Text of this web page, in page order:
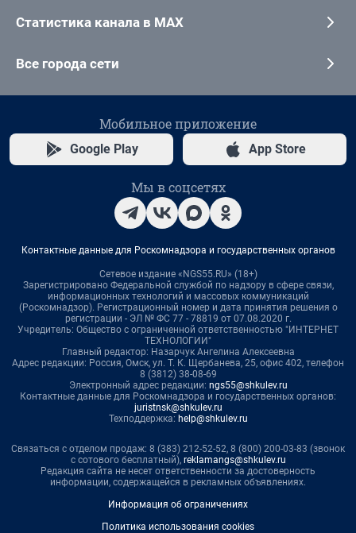
Статистика канала в MAX
Все города сети
Мобильное приложение
Google Play App Store
Мы в соцсетях
Контактные данные для Роскомнадзора и государственных органов
Сетевое издание «NGS55.RU» (18+)
Зарегистрировано Федеральной службой по надзору в сфере связи,
информационных технологий и массовых коммуникаций
(Роскомнадзор). Регистрационный номер и дата принятия решения о
регистрации - ЭЛ № ФС 77 - 78819 от 07.08.2020 г.
Учредитель: Общество с ограниченной ответственностью "ИНТЕРНЕТ
ТЕХНОЛОГИИ"
Главный редактор: Назарчук Ангелина Алексеевна
Адрес редакции: Россия, Омск, ул. Т. К. Щербанева, 25, офис 402, телефон
8 (3812) 38-08-69
Электронный адрес редакции: ngs55@shkulev.ru
Контактные данные для Роскомнадзора и государственных органов:
juristnsk@shkulev.ru
Техподдержка: help@shkulev.ru
Связаться с отделом продаж: 8 (383) 212-52-52, 8 (800) 200-03-83 (звонок
с сотового бесплатный), reklamangs@shkulev.ru
Редакция сайта не несет ответственности за достоверность
информации, содержащейся в рекламных объявлениях.
Информация об ограничениях
Политика использования cookies